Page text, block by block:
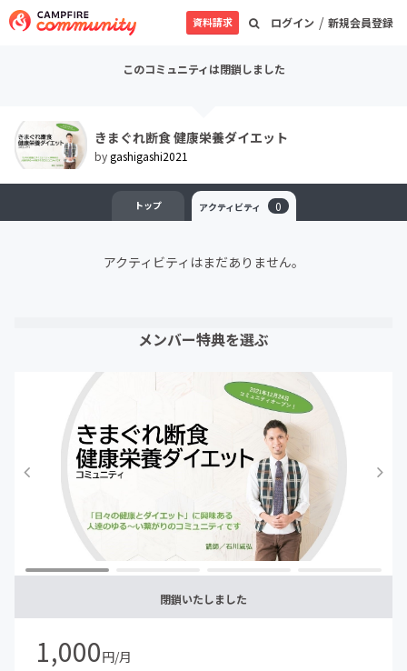
ログイン / 新規会員登録
資料請求
このコミュニティは閉鎖しました
きまぐれ断食 健康栄養ダイエット
bygashigashi2021
トップ アクティビティ 0
アクティビティはまだありません。
メンバー特典を選ぶ
閉鎖いたしました
1,000円/月